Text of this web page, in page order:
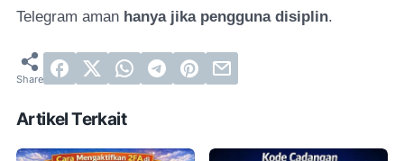
Telegram aman hanya jika pengguna disiplin.
Artikel Terkait